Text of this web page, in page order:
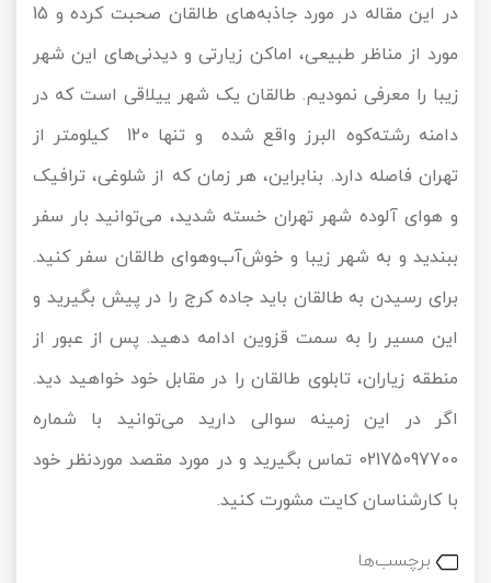
در این مقاله در مورد جاذبه‌های طالقان صحبت کرده و 15
مورد از مناظر طبیعی، اماکن زیارتی و دیدنی‌های این شهر
زیبا را معرفی نمودیم. طالقان یک شهر ییلاقی است که در
دامنه رشته‌کوه البرز واقع شده و تنها 120 کیلومتر از
تهران فاصله دارد. بنابراین، هر زمان که از شلوغی، ترافیک
و هوای آلوده شهر تهران خسته شدید، می‌توانید بار سفر
ببندید و به شهر زیبا و خوش‌آب‌وهوای طالقان سفر کنید.
برای رسیدن به طالقان باید جاده کرج را در پیش بگیرید و
این مسیر را به سمت قزوین ادامه دهید. پس از عبور از
منطقه زیاران، تابلوی طالقان را در مقابل خود خواهید دید.
اگر در این زمینه سوالی دارید می‌توانید با شماره
02175097700 تماس بگیرید و در مورد مقصد موردنظر خود
با کارشناسان کایت مشورت کنید.
برچسب‌ها